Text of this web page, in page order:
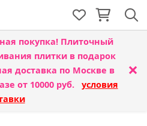
покупка! Плиточный
плитки в подарок
доставка по Москве в
от 10000 руб. условия
×